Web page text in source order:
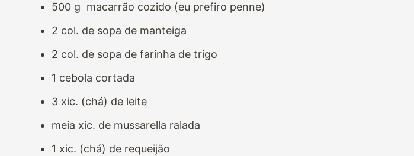
500 g macarrão cozido (eu prefiro penne)
2 col. de sopa de manteiga
2 col. de sopa de farinha de trigo
1 cebola cortada
3 xic. (chá) de leite
meia xic. de mussarella ralada
1 xic. (chá) de requeijão